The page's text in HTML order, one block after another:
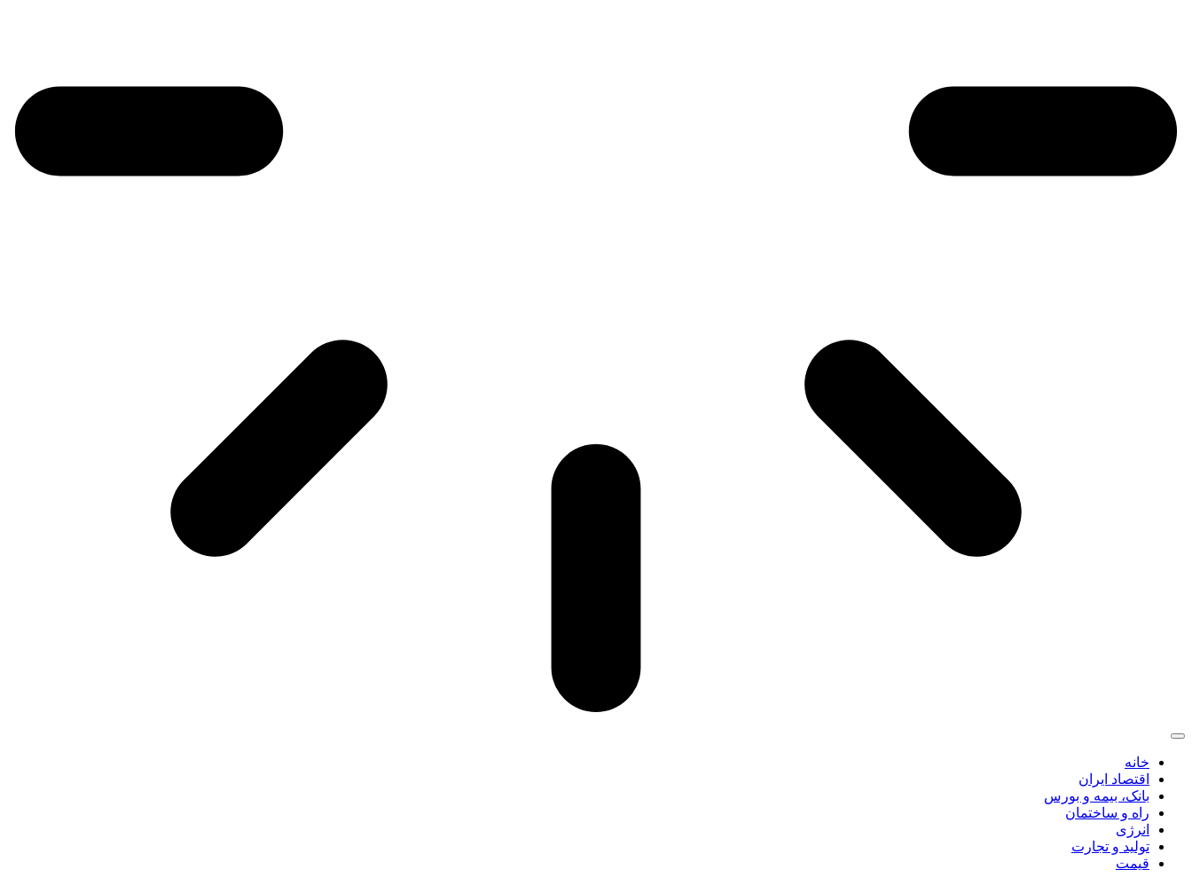
خانه
اقتصاد ایران
بانک، بیمه و بورس
راه و ساختمان
انرژی
تولید و تجارت
قیمت